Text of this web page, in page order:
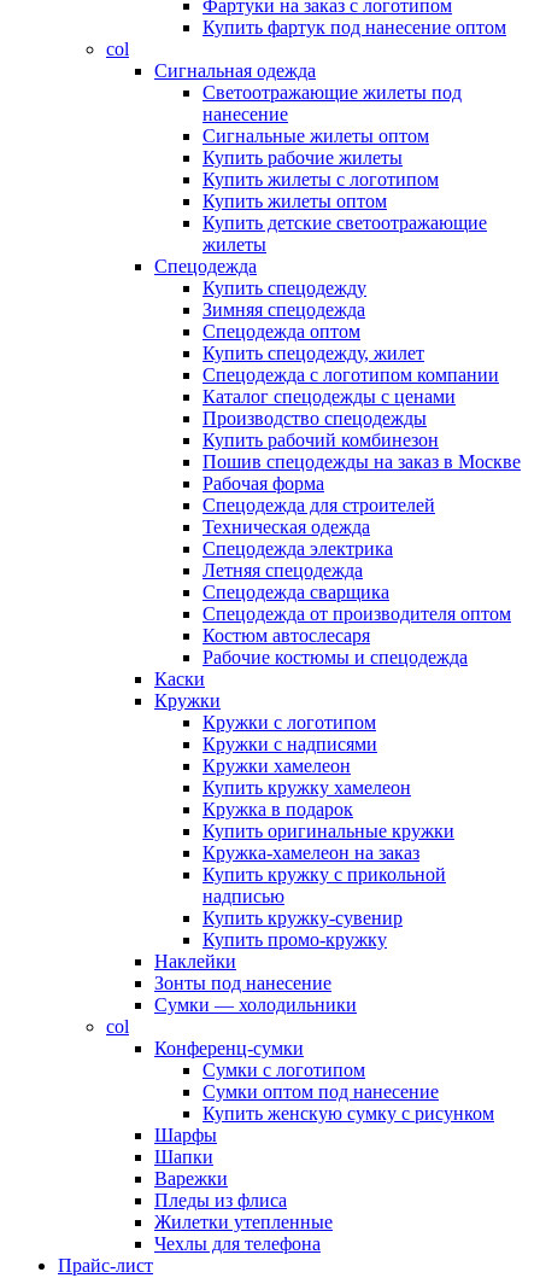
Фартуки на заказ с логотипом
Купить фартук под нанесение оптом
col
Сигнальная одежда
Светоотражающие жилеты под
нанесение
Сигнальные жилеты оптом
Купить рабочие жилеты
Купить жилеты с логотипом
Купить жилеты оптом
Купить детские светоотражающие
жилеты
Спецодежда
Купить спецодежду
Зимняя спецодежда
Спецодежда оптом
Купить спецодежду, жилет
Спецодежда с логотипом компании
Каталог спецодежды с ценами
Производство спецодежды
Купить рабочий комбинезон
Пошив спецодежды на заказ в Москве
Рабочая форма
Спецодежда для строителей
Техническая одежда
Спецодежда электрика
Летняя спецодежда
Спецодежда сварщика
Спецодежда от производителя оптом
Костюм автослесаря
Рабочие костюмы и спецодежда
Каски
Кружки
Кружки с логотипом
Кружки с надписями
Кружки хамелеон
Купить кружку хамелеон
Кружка в подарок
Купить оригинальные кружки
Кружка-хамелеон на заказ
Купить кружку с прикольной
надписью
Купить кружку-сувенир
Купить промо-кружку
Наклейки
Зонты под нанесение
Сумки — холодильники
col
Конференц-сумки
Сумки с логотипом
Сумки оптом под нанесение
Купить женскую сумку с рисунком
Шарфы
Шапки
Варежки
Пледы из флиса
Жилетки утепленные
Чехлы для телефона
Прайс-лист